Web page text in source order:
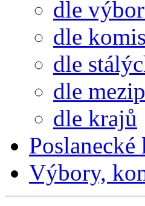
dle
dle
dle
dle
dle krajů
Výbory,